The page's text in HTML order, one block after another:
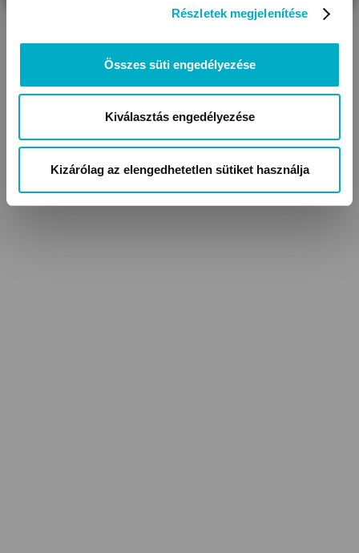
Részletek megjelenítése
Összes süti engedélyezése
Kiválasztás engedélyezése
Kizárólag az elengedhetetlen sütiket használja
A babasírás leggyakoribb okai